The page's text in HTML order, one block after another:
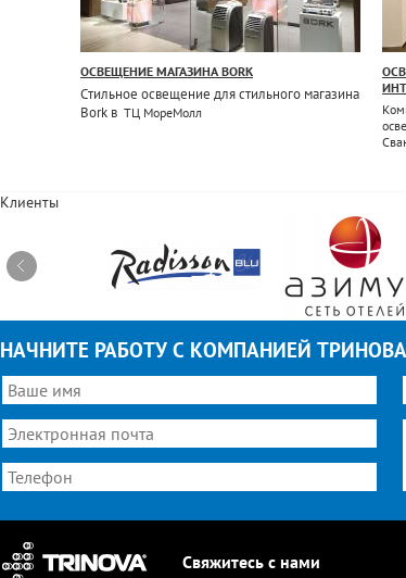
ОСВЕЩЕНИЕ МАГАЗИНА BORK
Стильное освещение для стильного магазина
Bork в ТЦ МореМолл
Клиенты
НАЧНИТЕ РАБОТУ С КОМПАНИЕЙ ТРИНОВА
Свяжитесь с нами